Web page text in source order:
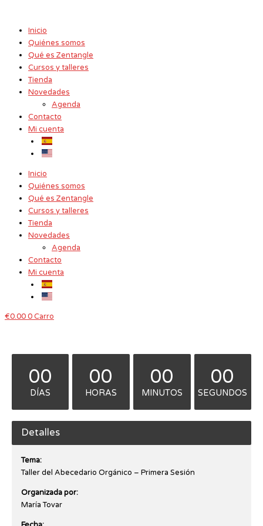
contenido
Inicio
Quiénes somos
Qué es Zentangle
Cursos y talleres
Tienda
Novedades
Agenda
Contacto
Mi cuenta
Inicio
Quiénes somos
Qué es Zentangle
Cursos y talleres
Tienda
Novedades
Agenda
Contacto
Mi cuenta
€0.000Carro
00
DÍAS
00
HORAS
00
MINUTOS
00
SEGUNDOS
Detalles
Tema:
Taller del Abecedario Orgánico – Primera Sesión
Organizada por:
María Tovar